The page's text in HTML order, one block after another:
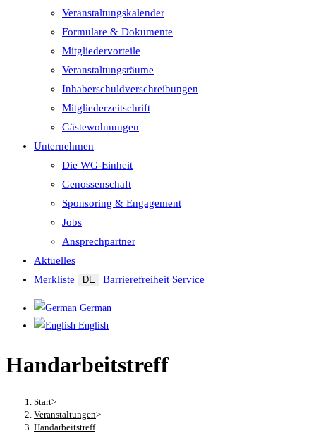
Veranstaltungskalender
Formulare & Dokumente
Mitgliedervorteile
Veranstaltungsräume
Inhaberschuld­verschreibungen
Mitgliederzeitschrift
Gästewohnungen
Unternehmen
Die WG-Einheit
Genossenschaft
Sponsoring & Engagement
Jobs
Ansprechpartner
Aktuelles
Merkliste
DE Barrierefreiheit Service
German
English
Handarbeitstreff
Start>
Veranstaltungen>
Handarbeitstreff